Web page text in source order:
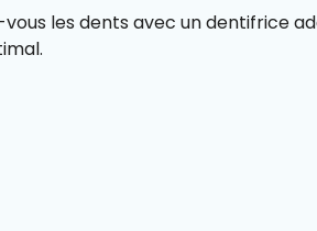
les dents avec un dentifrice